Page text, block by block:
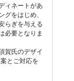
ィネートがあ
グをはじめ、
らぎを与える
必要となりま
賀氏のデザイ
とご対応を